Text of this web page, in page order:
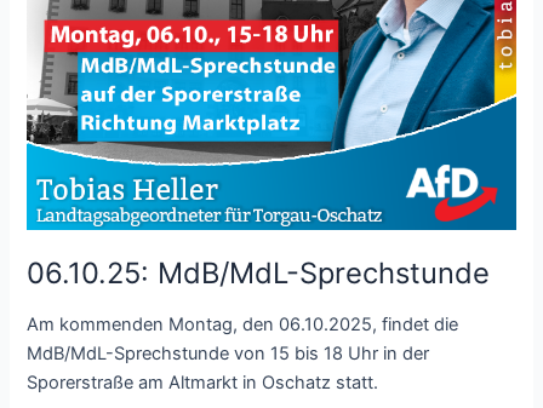
06.10.25: MdB/MdL-Sprechstunde
Am kommenden Montag, den 06.10.2025, findet die
MdB/MdL-Sprechstunde von 15 bis 18 Uhr in der
Sporerstraße am Altmarkt in Oschatz statt.